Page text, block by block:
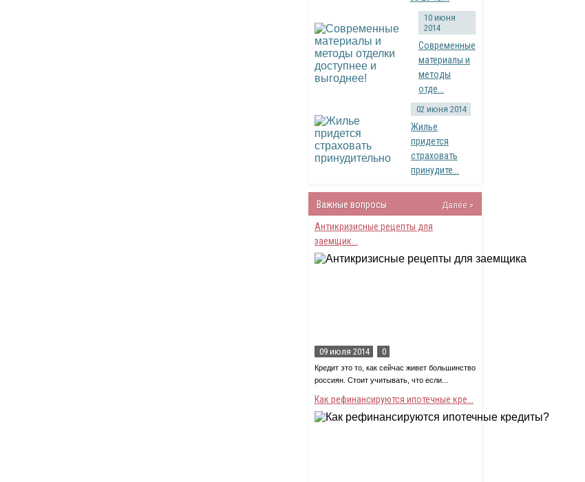
10 июня
2014
Современные
материалы и
методы
отде...
02 июня 2014
Жилье
придется
страховать
принудите...
Важные вопросы
Далее »
Антикризисные рецепты для
заемщик...
09 июля 2014 0
Кредит это то, как сейчас живет большинство
россиян. Стоит учитывать, что если...
Как рефинансируются ипотечные кре...